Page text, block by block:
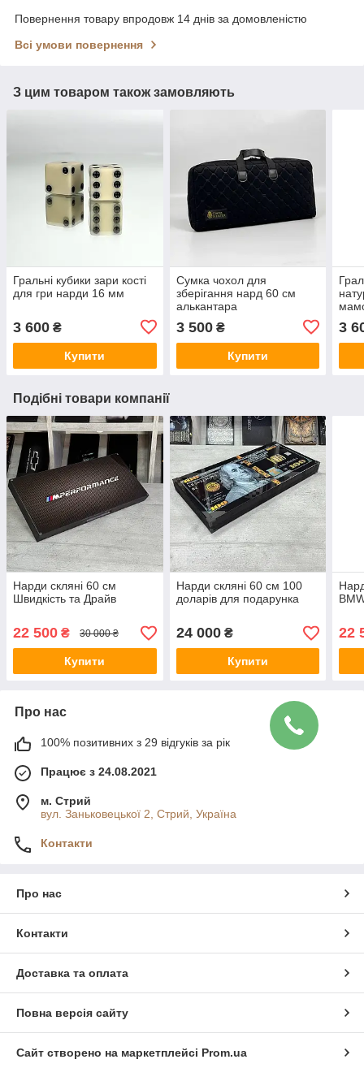
Повернення товару впродовж 14 днів за домовленістю
Всі умови повернення
З цим товаром також замовляють
Гральні кубики зари кості
для гри нарди 16 мм
3 600 ₴
Купити
Сумка чохол для
зберігання нард 60 см
алькантара
3 500₴
Купити
3
Подібні товари компанії
Нарди скляні 60 см
Швидкість та Драйв
22 500 ₴ 30 000 ₴
Купити
Нарди скляні 60 см 100
доларів для подарунка
24 000₴
Купити
22
Про нас
100% позитивних з 29 відгуків за рік
Працює з 24.08.2021
м. Стрий
вул. Заньковецької 2, Стрий, Україна
Контакти
Про нас
Контакти
Доставка та оплата
Повна версія сайту
Сайт створено на маркетплейсі Prom.ua